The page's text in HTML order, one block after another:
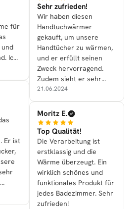
für
Ich
Er ist
Sehr zufrieden!
Wir haben diesen
Handtuchwärmer
gekauft, um unsere
Handtücher zu wärmen,
und er erfüllt seinen
Zweck hervorragend.
Zudem sieht er sehr
edel aus.
21.06.2024
Moritz E.
Top Qualität!
Die Verarbeitung ist
erstklassig und die
Wärme überzeugt. Ein
wirklich schönes und
funktionales Produkt für
jedes Badezimmer. Sehr
zufrieden!